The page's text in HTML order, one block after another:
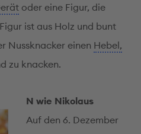
oder eine Figur, die
ist aus Holz und bunt
Nussknacker einen Hebel,
zu knacken.
N wie Nikolaus
Auf den 6. Dezember